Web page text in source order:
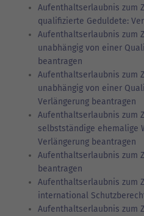
Aufenthaltserlaubnis zum
qualifizierte Geduldete:
Aufenthaltserlaubnis zum
unabhängig von einer
beantragen
Aufenthaltserlaubnis zum
unabhängig von einer
Verlängerung beantragen
Aufenthaltserlaubnis zum
selbstständige ehemalige
Verlängerung beantragen
Aufenthaltserlaubnis zum
beantragen
Aufenthaltserlaubnis zum
international
Aufenthaltserlaubnis zum